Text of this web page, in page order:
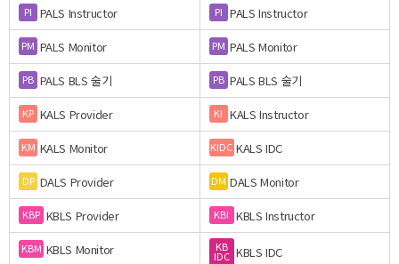
PI PALS Instructor PI PALS Instructor
PM PALS Monitor PM PALS Monitor
PB PALS BLS 술기 PB PALS BLS 술기
KP KALS Provider KI KALS Instructor
KM KALS Monitor KIDC KALS IDC
DP DALS Provider DM DALS Monitor
KBP KBLS Provider KBI KBLS Instructor
KBM KBLS Monitor KB
IDC KBLS IDC